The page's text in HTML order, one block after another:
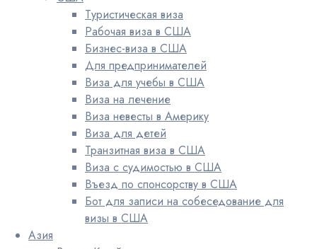
Туристическая виза
Рабочая виза в США
Бизнес-виза в США
Для предпринимателей
Виза для учебы в США
Виза на лечение
Виза невесты в Америку
Виза для детей
Транзитная виза в США
Виза с судимостью в США
Въезд по спонсорству в США
Бот для записи на собеседование для
визы в США
Азия